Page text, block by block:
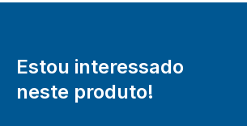
Estou interessado
neste produto!